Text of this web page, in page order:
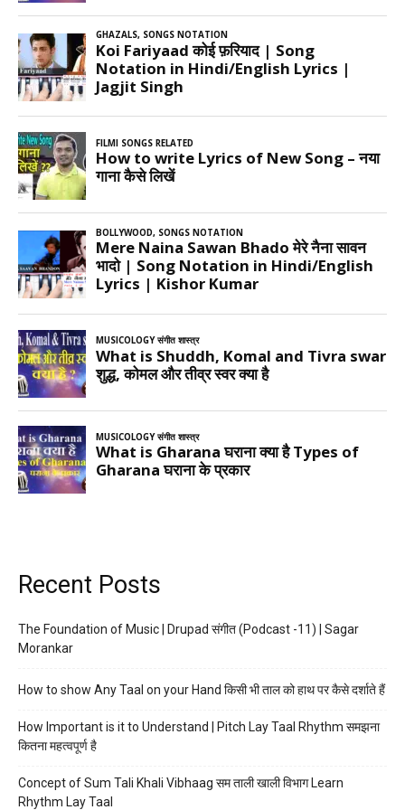
Recent Posts
The Foundation of Music | Drupad संगीत (Podcast -11) | Sagar
Morankar
How to show Any Taal on your Hand किसी भी ताल को हाथ पर कैसे दर्शाते हैं
How Important is it to Understand | Pitch Lay Taal Rhythm समझना
कितना महत्वपूर्ण है
Concept of Sum Tali Khali Vibhaag सम ताली खाली विभाग Learn
Rhythm Lay Taal